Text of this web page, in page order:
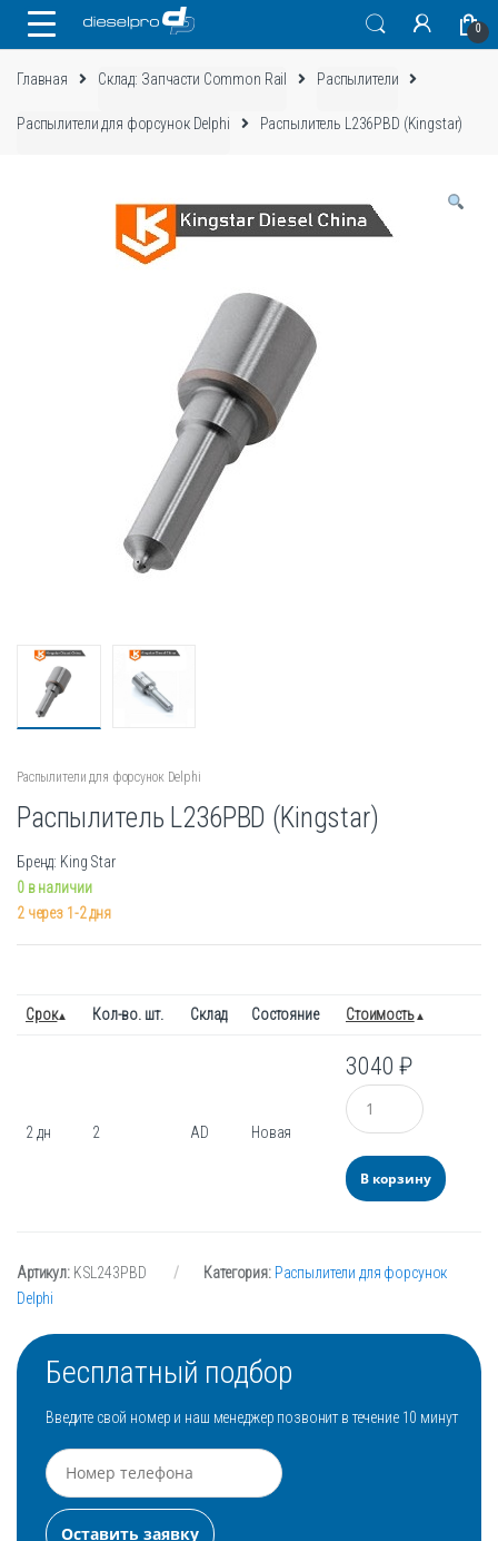
0
Главная Склад: Запчасти Common Rail Распылители
Распылители для форсунок Delphi Распылитель L236PBD (Kingstar)
Распылители для форсунок Delphi
Распылитель L236PBD (Kingstar)
Бренд: King Star
0 в наличии
2 через 1-2 дня
Срок Кол-во. шт. Склад Состояние Стоимость
2 дн 2 AD Новая
3040₽
Количество
В корзину
Артикул: KSL243PBD Категория: Распылители для форсунок
Delphi
Бесплатный подбор
Введите свой номер и наш менеджер позвонит в течение 10 минут